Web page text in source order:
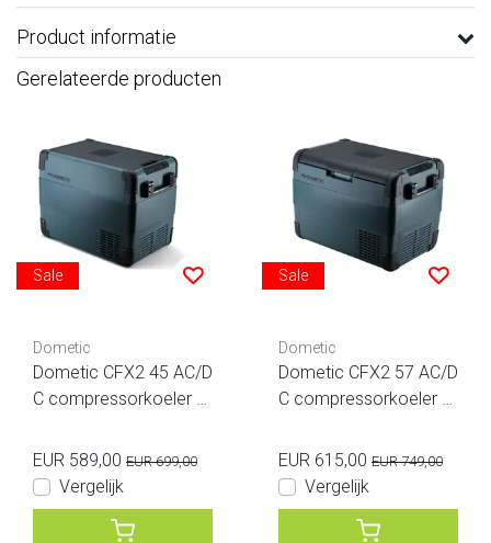
Product informatie
Gerelateerde producten
Sale
Dometic
Dometic CFX2 45 AC/D
C compressorkoeler 4
EUR 589,00 EUR 699,00
Vergelijk
Sale
Dometic
Dometic CFX2 57 AC/D
C compressorkoeler 5
EUR 615,00 EUR 749,00
Vergelijk